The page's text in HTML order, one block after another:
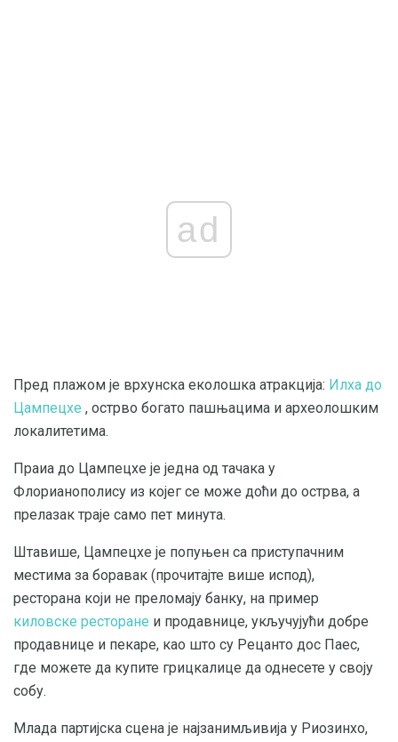
ad
Пред плажом је врхунска еколошка атракција: Илха до
Цампецхе , острво богато пашњацима и археолошким
локалитетима.
Праиа до Цампецхе је једна од тачака у
Флорианополису из којег се може доћи до острва, а
прелазак траје само пет минута.
Штавише, Цампецхе је попуњен са приступачним
местима за боравак (прочитајте више испод),
ресторана који не преломају банку, на пример
киловске ресторане и продавнице, укључујући добре
продавнице и пекаре, као што су Рецанто дос Паес,
где можете да купите грицкалице да однесете у своју
собу.
Млада партијска сцена је најзанимљивија у Риозинхо,